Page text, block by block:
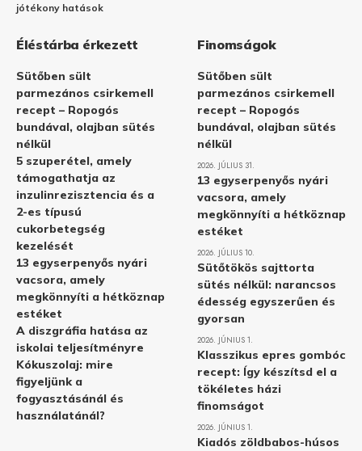
jótékony hatások
Éléstárba érkezett
Sütőben sült
parmezános csirkemell
recept – Ropogós
bundával, olajban sütés
nélkül
5 szuperétel, amely
támogathatja az
inzulinrezisztencia és a
2-es típusú
cukorbetegség
kezelését
13 egyserpenyős nyári
vacsora, amely
megkönnyíti a hétköznap
estéket
A diszgráfia hatása az
iskolai teljesítményre
Kókuszolaj: mire
figyeljünk a
fogyasztásánál és
használatánál?
Finomságok
Sütőben sült
parmezános csirkemell
recept – Ropogós
bundával, olajban sütés
nélkül
2026. JÚLIUS 31.
13 egyserpenyős nyári
vacsora, amely
megkönnyíti a hétköznap
estéket
2026. JÚLIUS 10.
Sütőtökös sajttorta
sütés nélkül: narancsos
édesség egyszerűen és
gyorsan
2026. JÚNIUS 1.
Klasszikus epres gombóc
recept: Így készítsd el a
tökéletes házi
finomságot
2026. JÚNIUS 1.
Kiadós zöldbabos-húsos